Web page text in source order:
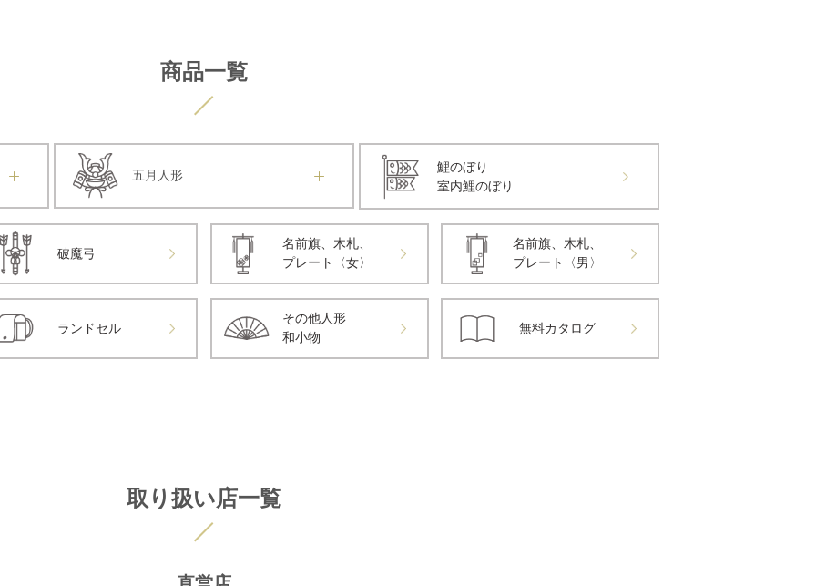
商品一覧
五月人形
鯉のぼり
室内鯉のぼり
破魔弓
名前旗、木札、
プレート〈女〉
名前旗、木札、
プレート〈男〉
ランドセル
その他人形
和小物
無料カタログ
取り扱い店一覧